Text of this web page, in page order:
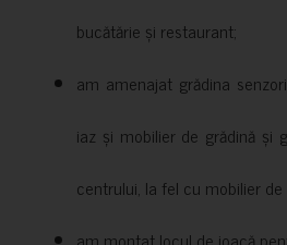
bucătărie și restaurant;
am amenajat grădina
iaz și mobilier de grădină și
centrului, la fel cu mobilier